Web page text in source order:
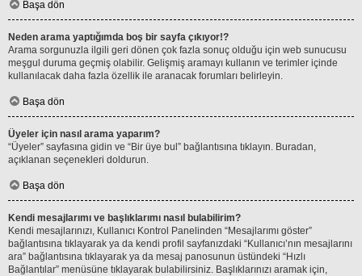
Başa dön
Neden arama yaptığımda boş bir sayfa çıkıyor!?
Arama sorgunuzla ilgili geri dönen çok fazla sonuç olduğu için web sunucusu
meşgul duruma geçmiş olabilir. Gelişmiş aramayı kullanın ve terimler içinde
kullanılacak daha fazla özellik ile aranacak forumları belirleyin.
Başa dön
Üyeler için nasıl arama yaparım?
“Üyeler” sayfasına gidin ve “Bir üye bul” bağlantısına tıklayın. Buradan,
açıklanan seçenekleri doldurun.
Başa dön
Kendi mesajlarımı ve başlıklarımı nasıl bulabilirim?
Kendi mesajlarınızı, Kullanıcı Kontrol Panelinden “Mesajlarımı göster”
bağlantısına tıklayarak ya da kendi profil sayfanızdaki “Kullanıcı’nın mesajlarını
ara” bağlantısına tıklayarak ya da mesaj panosunun üstündeki “Hızlı
Bağlantılar” menüsüne tıklayarak bulabilirsiniz. Başlıklarınızı aramak için,